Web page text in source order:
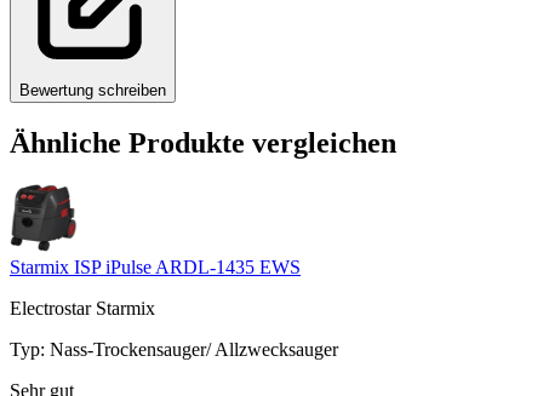
Bewertung schreiben
Ähnliche Produkte vergleichen
Starmix ISP iPulse ARDL-1435 EWS
Electrostar Starmix
Typ: Nass-Trockensauger/ Allzwecksauger
Sehr gut